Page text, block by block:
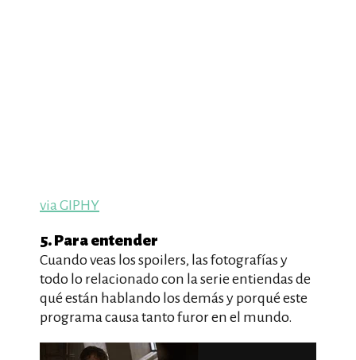
via GIPHY
5. Para entender
Cuando veas los spoilers, las fotografías y
todo lo relacionado con la serie entiendas de
qué están hablando los demás y porqué este
programa causa tanto furor en el mundo.